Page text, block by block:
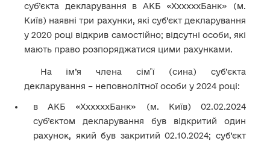
суб’єкта декларування в АКБ «ХхххххБанк» (м.
Київ) наявні три рахунки, які суб’єкт декларування
у 2020 році відкрив самостійно; відсутні особи, які
мають право розпоряджатися цими рахунками.
На ім’я члена сім’ї (сина) суб’єкта
декларування – неповнолітної особи у 2024 році:
в АКБ «ХхххххБанк» (м. Київ) 02.02.2024
суб’єктом декларування був відкритий один
рахунок, який був закритий 02.10.2024; суб’єкт